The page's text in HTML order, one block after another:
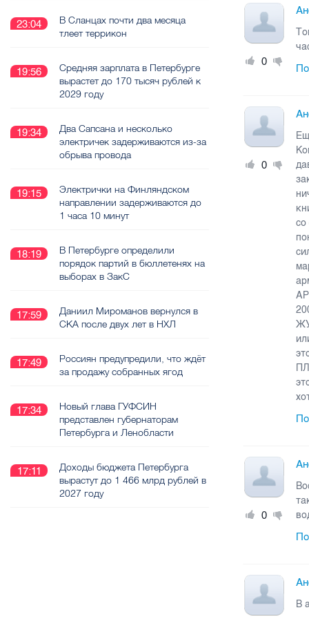
0
0
со
0
В
23:04
В Сланцах почти два месяца
тлеет террикон
19:56
Средняя зарплата в Петербурге
вырастет до 170 тысяч рублей к
2029 году
19:34
Два Сапсана и несколько
электричек задерживаются из-за
обрыва провода
19:15
Электрички на Финляндском
направлении задерживаются до
1 часа 10 минут
18:19
В Петербурге определили
порядок партий в бюллетенях на
выборах в ЗакС
17:59
Даниил Мироманов вернулся в
СКА после двух лет в НХЛ
17:49
Россиян предупредили, что ждёт
за продажу собранных ягод
17:34
Новый глава ГУФСИН
представлен губернаторам
Петербурга и Ленобласти
17:11
Доходы бюджета Петербурга
вырастут до 1 466 млрд рублей в
2027 году